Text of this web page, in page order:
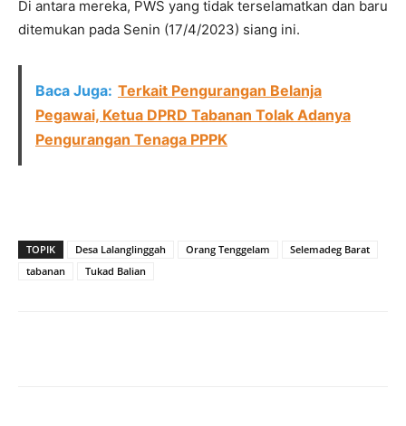
Di antara mereka, PWS yang tidak terselamatkan dan baru
ditemukan pada Senin (17/4/2023) siang ini.
Baca Juga: Terkait Pengurangan Belanja
Pegawai, Ketua DPRD Tabanan Tolak Adanya
Pengurangan Tenaga PPPK
TOPIK Desa Lalanglinggah Orang Tenggelam
Selemadeg Barat
tabanan
Tukad Balian